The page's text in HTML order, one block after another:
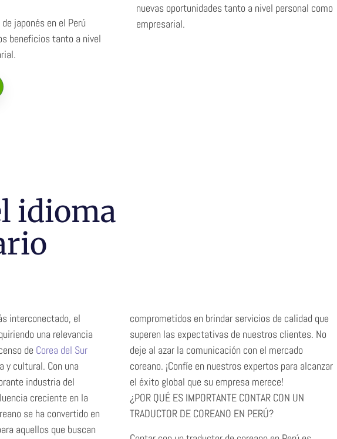
japonés en el Perú
beneficios tanto a nivel
nuevas oportunidades tanto a nivel personal como
empresarial.
idioma
interconectado, el
una relevancia
de Corea del Sur
y cultural. Con una
industria del
creciente en la
se ha convertido en
aquellos que buscan
comprometidos en brindar servicios de calidad que
superen las expectativas de nuestros clientes. No
deje al azar la comunicación con el mercado
coreano. ¡Confíe en nuestros expertos para alcanzar
el éxito global que su empresa merece!
¿POR QUÉ ES IMPORTANTE CONTAR CON UN
TRADUCTOR DE COREANO EN PERÚ?